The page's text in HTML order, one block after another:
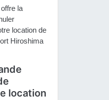
la
location de
Hiroshima
location